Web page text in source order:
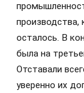
производства,
осталось. В
была на
Отставали
уверенно их